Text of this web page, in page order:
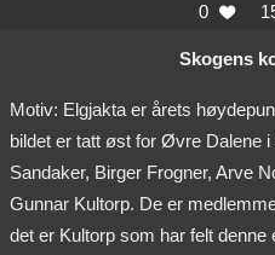
0 
Skogens
Motiv: Elgjakta er årets
bildet er tatt øst for Øvre Dalene
Sandaker, Birger Frogner, Arve
Gunnar Kultorp. De er
det er Kultorp som har felt